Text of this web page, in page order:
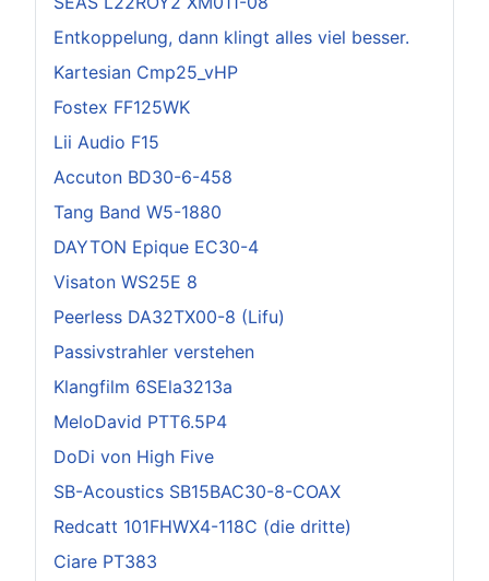
Entkoppelung, dann klingt alles viel besser.
Kartesian Cmp25_vHP
Fostex FF125WK
Lii Audio F15
Accuton BD30-6-458
Tang Band W5-1880
DAYTON Epique EC30-4
Visaton WS25E 8
Peerless DA32TX00-8 (Lifu)
Passivstrahler verstehen
Klangfilm 6SEla3213a
MeloDavid PTT6.5P4
DoDi von High Five
SB-Acoustics SB15BAC30-8-COAX
Redcatt 101FHWX4-118C (die dritte)
Ciare PT383